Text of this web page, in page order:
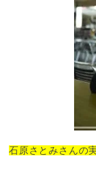
石原さとみさんの